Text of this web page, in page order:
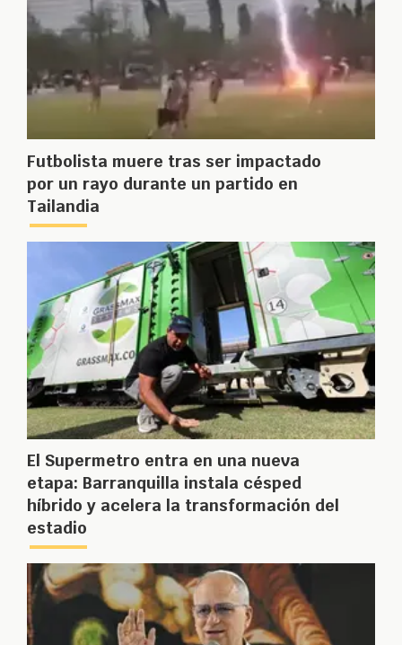
Futbolista muere tras ser impactado
por un rayo durante un partido en
Tailandia
El Supermetro entra en una nueva
etapa: Barranquilla instala césped
híbrido y acelera la transformación del
estadio